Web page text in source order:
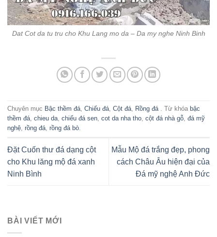
Dat Cot da tu tru cho Khu Lang mo da – Da my nghe Ninh Binh
Chuyên mục Bậc thềm đá, Chiếu đá, Cột đá, Rồng đá. Từ khóa bậc
thềm đá, chieu da, chiếu đá sen, cot da nha tho, cột đá nhà gỗ, đá mỹ
nghệ, rồng đá, rồng đá bò.
Đặt Cuốn thư đá dạng cột
cho Khu lăng mộ đá xanh
Ninh Bình
Mẫu Mộ đá trắng đẹp, phong
cách Châu Âu hiện đại của
Đá mỹ nghệ Anh Đức
BÀI VIẾT MỚI